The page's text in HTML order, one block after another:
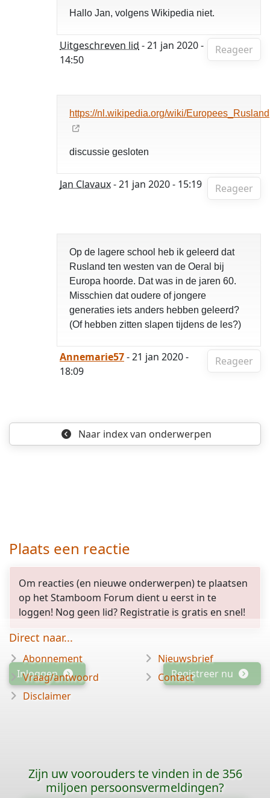
Hallo Jan, volgens Wikipedia niet.
Reageer
Uitgeschreven lid - 21 jan 2020 -
14:50
https://nl.wikipedia.org/wiki/Europees_Rusland
discussie gesloten
Reageer
Jan Clavaux- 21 jan 2020 - 15:19
Op de lagere school heb ik geleerd dat
Rusland ten westen van de Oeral bij
Europa hoorde. Dat was in de jaren 60.
Misschien dat oudere of jongere
generaties iets anders hebben geleerd?
(Of hebben zitten slapen tijdens de les?)
Reageer
Annemarie57- 21 jan 2020 -
18:09
Naar indexvan onderwerpen
Plaats een reactie
Om reacties (en nieuwe onderwerpen) te plaatsen
op het Stamboom Forum dient u eerst in te
loggen! Nog geen lid? Registratie is gratis en snel!
Inloggen Registreer nu
Direct naar...
Abonnement
Vraag/antwoord
Disclaimer
Nieuwsbrief
Contact
Zijn uw voorouders te vinden in de 356
miljoen persoonsvermeldingen?